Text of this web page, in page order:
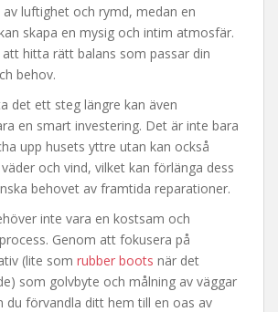
av luftighet och rymd, medan en
skapa en mysig och intim atmosfär.
hitta rätt balans som passar din
behov.
det ett steg längre kan även
en smart investering. Det är inte bara
upp husets yttre utan kan också
och vind, vilket kan förlänga dess
behovet av framtida reparationer.
inte vara en kostsam och
Genom att fokusera på
(lite som rubber boots när det
som golvbyte och målning av väggar
du förvandla ditt hem till en oas av